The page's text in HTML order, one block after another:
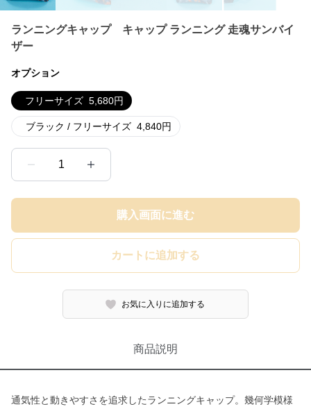
ランニングキャップ キャップ ランニング 走魂サンバイ
ザー
オプション
フリーサイズ 5,680円
ブラック / フリーサイズ 4,840円
1
購入画面に進む
カートに追加する
お気に入りに追加する
商品説明
通気性と動きやすさを追求したランニングキャップ。幾何学模様